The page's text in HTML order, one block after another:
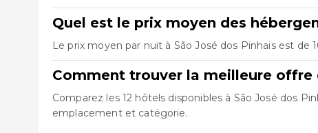
Quel est le prix moyen des
Le prix moyen par nuit à São José dos Pinhais est
Comment trouver la meilleure offre
Comparez les 12 hôtels disponibles à São José dos
emplacement et catégorie.